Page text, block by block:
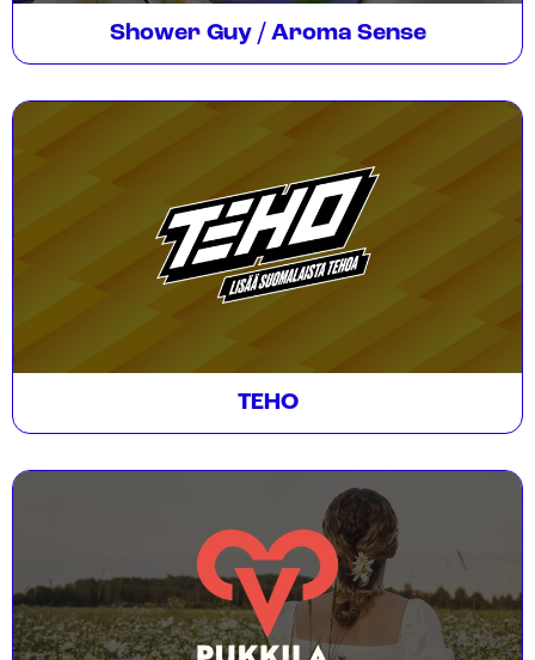
Shower Guy / Aroma Sense
TEHO